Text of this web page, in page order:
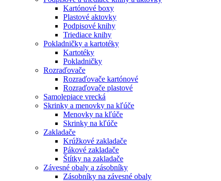
Kartónové boxy
Plastové aktovky
Podpisové knihy
Triediace knihy
Pokladničky a kartotéky
Kartotéky
Pokladničky
Rozraďovače
Rozraďovače kartónové
Rozraďovače plastové
Samolepiace vrecká
Skrinky a menovky na kľúče
Menovky na kľúče
Skrinky na kľúče
Zakladače
Krúžkové zakladače
Pákové zakladače
Štítky na zakladače
Závesné obaly a zásobníky
Zásobníky na závesné obaly